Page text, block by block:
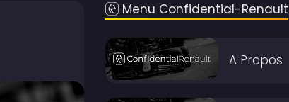
Menu Confidential-Renault
A Propos